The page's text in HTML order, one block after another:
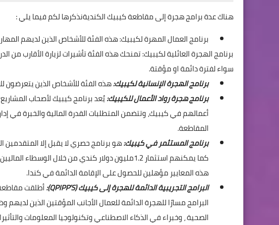
هناك عدة برامج هجرة إلى مقاطعة كيبيك الكنديةنذكرها لكم فيما يلي :
برنامج العمال المهرة لكيبيك: هذه الفئة للأشخاص الذين لديهم
برنامج الهجرة العائلية لكيبيك: تمنحك هذه الفئة تأشيرات لزيارة الأقارب
سواء لفترة دائمة او مؤقتة.
برنامج الهجرة الإنسانية لكيبيك:هذه الفئة للأشخاص الذين يتعرضون
برنامج هجرة رواد الأعمال للكيبيك:يُعد برنامج كيبيك لأصحاب
أعمالهم في كيبيك، وتتضمن المتطلبات القدرة المالية والخبرة في
المقاطعة.
برنامج المستثمر في كيبيك:
كما يمكنهم استثمار 1.2مليون دولار كندي من خلال
هذه المعايير مؤهلين للحصول على الإقامة الدائمة في كندا.
البرامج التجريبية الدائمة للهجرة إلى كيبيك (QPIPP’S):
البرامج مسارًا للهجرة الدائمة للعمال الأجانب المؤقتين الذين
الصحية ، وخبراء في الذكاء الاصطناعي وتكنولوجيا المعلومات